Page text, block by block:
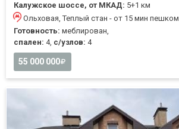
Калужское шоссе, от МКАД: 5+1 км
Ольховая, Теплый стан - от 15 мин пешком
Готовность: меблирован,
спален: 4, с/узлов: 4
55 000 000